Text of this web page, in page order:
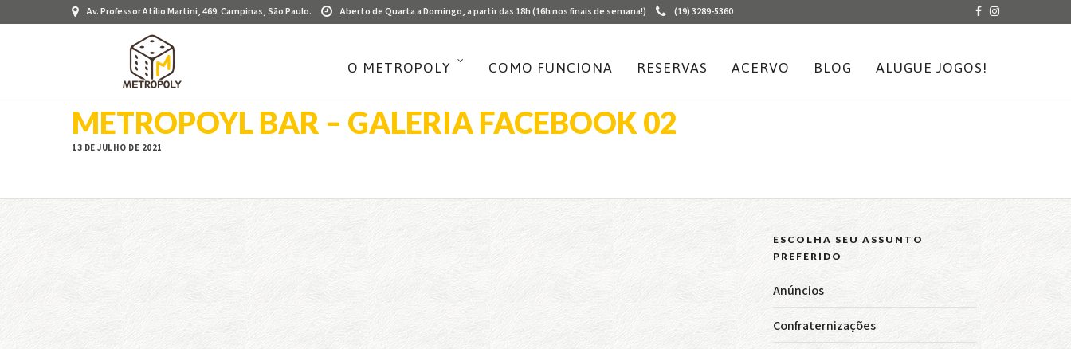
Av. Professor Atílio Martini, 469. Campinas, São Paulo. Aberto de Quarta a Domingo, a partir das 18h (16h nos finais de semana!) (19) 3289-5360
O METROPOLY COMO FUNCIONA RESERVAS ACERVO BLOG ALUGUE JOGOS!
METROPOYL BAR – GALERIA FACEBOOK 02
13 DE JULHO DE 2021
ESCOLHA SEU ASSUNTO
PREFERIDO
Anúncios
Confraternizações